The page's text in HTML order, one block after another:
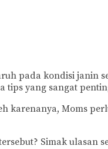
pada kondisi janin
tips yang sangat
karenanya, Moms
Simak ulasan